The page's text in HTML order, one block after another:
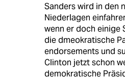
Sanders wird in den
Niederlagen
wenn er doch einige
die dmeokratische
endorsements und
Clinton jetzt schon
demokratische